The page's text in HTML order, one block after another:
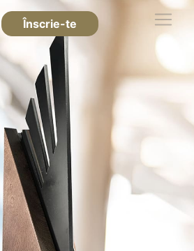
Înscrie-te